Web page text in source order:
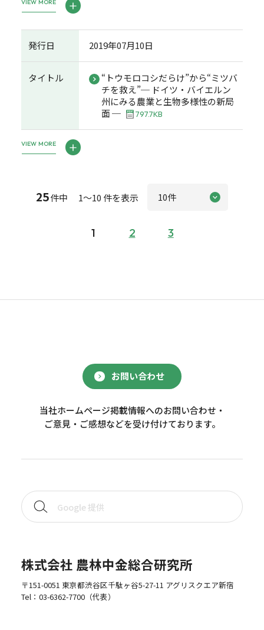
VIEW MORE
発行日 2019年07月10日
タイトル
“トウモロコシだらけ”から“ミツバ
チを救え”─ ドイツ・バイエルン
州にみる農業と生物多様性の新局
面 ─
797.7KB
VIEW MORE
25件中 1～10 件を表示
1 2 3
お問い合わせ
当社ホームページ掲載情報へのお問い合わせ・
ご意見・ご感想などを受け付けております。
株式会社 農林中金総合研究所
〒151-0051 東京都渋谷区千駄ヶ谷5-27-11 アグリスクエア新宿
Tel： 03-6362-7700（代表）